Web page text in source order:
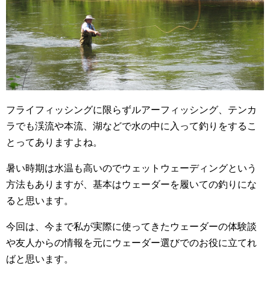
フライフィッシングに限らずルアーフィッシング、テンカ
ラでも渓流や本流、湖などで水の中に入って釣りをするこ
とってありますよね。
暑い時期は水温も高いのでウェットウェーディングという
方法もありますが、基本はウェーダーを履いての釣りにな
ると思います。
今回は、今まで私が実際に使ってきたウェーダーの体験談
や友人からの情報を元にウェーダー選びでのお役に立てれ
ばと思います。